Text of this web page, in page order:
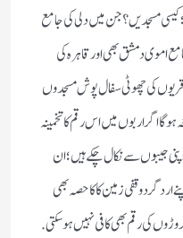
مسجدیں ؟ جن میں دلی کی جامع
اموی دمشق بھی اور قاہرہ کی
کی چھوٹی سفال پوش مسجدوں
اگر اربوں میں اس رقم کا تخمینہ
جیبوں سے نکال چکے ہیں؛ ان
ارد گرد وقفی زمین کا کا حصہ بھی
کی رقم بھی کافی نہیں ہوسکتی.